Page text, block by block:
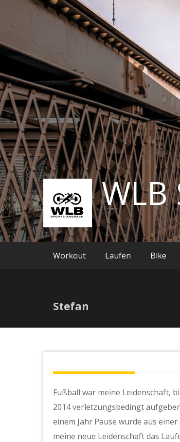
springen
Workout Laufen Bike
Stefan
Fußball war meine Leidenschaft,
2014 verletzungsbedingt
einem Jahr Pause wurde aus
meine neue Leidenschaft das